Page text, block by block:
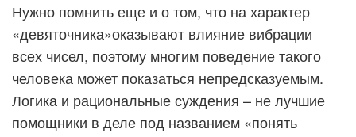
Нужно помнить еще и о том, что на характер
«девяточника»оказывают влияние вибрации
всех чисел, поэтому многим поведение такого
человека может показаться непредсказуемым.
Логика и рациональные суждения – не лучшие
помощники в деле под названием «понять